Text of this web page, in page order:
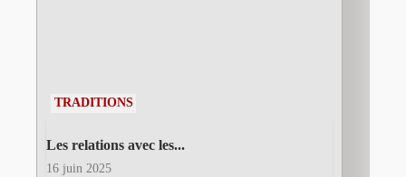
TRADITIONS
Les relations avec les...
16 juin 2025